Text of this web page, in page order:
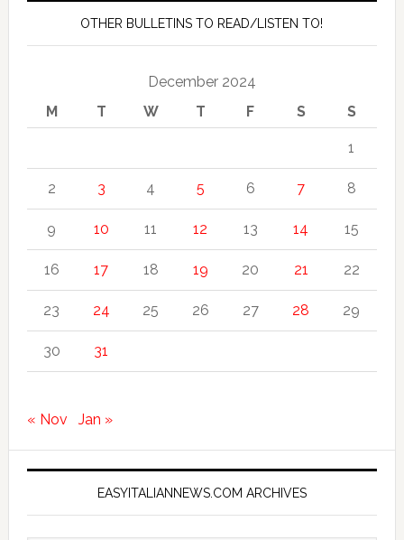
OTHER BULLETINS TO READ/LISTEN TO!
December 2024
M
T W T F S S
1
2 3 4 5 6 7 8
9 10 11 12 13 14 15
16 17 18 19 20 21 22
23 24 25 26 27 28 29
30 31
« Nov Jan »
EASYITALIANNEWS.COM ARCHIVES